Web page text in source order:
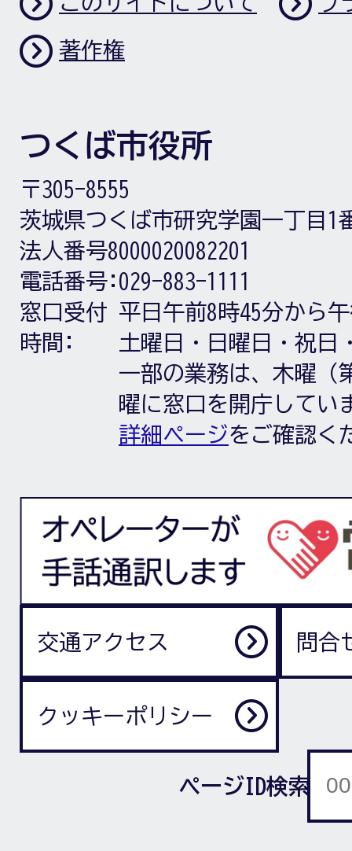
著作権
つくば市役所
〒305-8555
茨城県つくば市研究学園一丁目1
法人番号8000020082201
電話番号: 029-883-1111
窓口受付
時間:
平日午前8時45分から
土曜日・日曜日・祝日
一部の業務は、木曜（
曜に窓口を開庁してい
詳細ページをご確認く
交通アクセス 問合
クッキーポリシー
ページID検索